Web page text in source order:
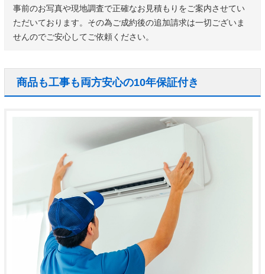
事前のお写真や現地調査で正確なお見積もりをご案内させてい
ただいております。その為ご成約後の追加請求は一切ございま
せんのでご安心してご依頼ください。
商品も工事も両方安心の10年保証付き